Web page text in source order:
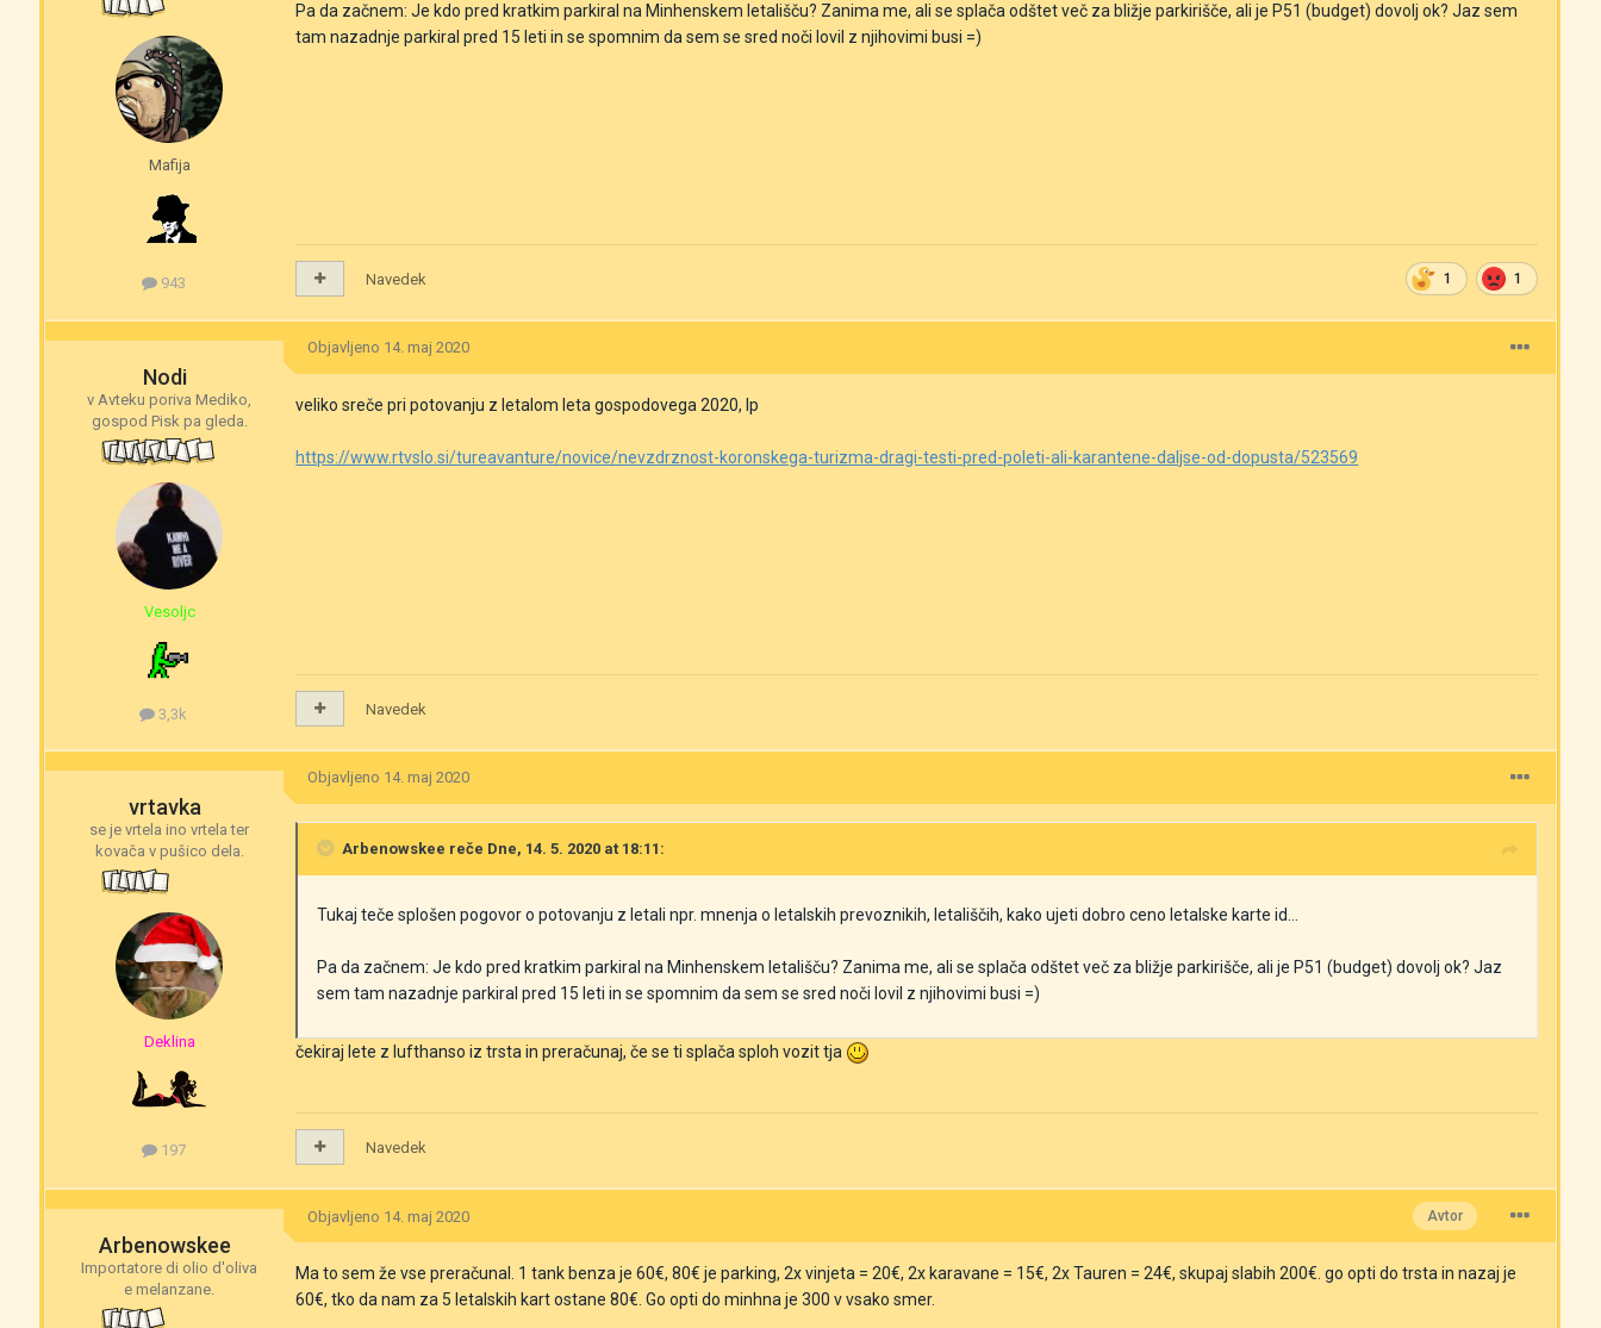
Mafija
943
Pa da začnem: Je kdo pred kratkim parkiral na Minhenskem letališču? Zanima me, ali se splača odštet več za bližje parkirišče, ali je P51 (budget) dovolj ok? Jaz sem
tam nazadnje parkiral pred 15 leti in se spomnim da sem se sred noči lovil z njihovimi busi =)
1 1
Navedek
Nodi
v Avteku poriva Mediko,
gospod Pisk pa gleda.
Vesoljc
3,3k
Objavljeno 14. maj 2020
veliko sreče pri potovanju z letalom leta gospodovega 2020, lp
https://www.rtvslo.si/tureavanture/novice/nevzdrznost-koronskega-turizma-dragi-testi-pred-poleti-ali-karantene-daljse-od-dopusta/523569
Navedek
vrtavka
se je vrtela ino vrtela ter
kovača v pušico dela.
Deklina
197
Objavljeno 14. maj 2020
Arbenowskee reče Dne, 14. 5. 2020 at 18:11:
Tukaj teče splošen pogovor o potovanju z letali npr. mnenja o letalskih prevoznikih, letališčih, kako ujeti dobro ceno letalske karte id...
Pa da začnem: Je kdo pred kratkim parkiral na Minhenskem letališču? Zanima me, ali se splača odštet več za bližje parkirišče, ali je P51 (budget) dovolj ok? Jaz
sem tam nazadnje parkiral pred 15 leti in se spomnim da sem se sred noči lovil z njihovimi busi =)
čekiraj lete z lufthanso iz trsta in preračunaj, če se ti splača sploh vozit tja
Navedek
Arbenowskee
Importatore di olio d'oliva
e melanzane.
Avtor
Objavljeno 14. maj 2020
Ma to sem že vse preračunal. 1 tank benza je 60€, 80€ je parking, 2x vinjeta = 20€, 2x karavane = 15€, 2x Tauren = 24€, skupaj slabih 200€. go opti do trsta in nazaj je
60€, tko da nam za 5 letalskih kart ostane 80€. Go opti do minhna je 300 v vsako smer.